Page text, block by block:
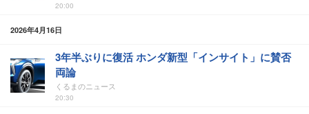
20:00
2026年4月16日
3年半ぶりに復活 ホンダ新型「インサイト」に賛否
両論
くるまのニュース
20:30